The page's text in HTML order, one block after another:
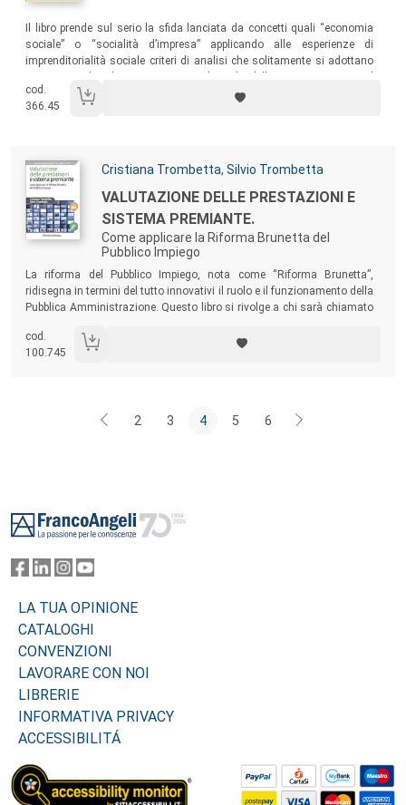
Sommario:
Il libro prende sul serio la sfida lanciata da concetti quali “economia
sociale” o “socialità d’impresa” applicando alle esperienze di
imprenditorialità sociale criteri di analisi che solitamente si adottano
profitto.
cod.
366.45
Autori:
Cristiana Trombetta, Silvio Trombetta
Titolo:
VALUTAZIONE DELLE PRESTAZIONI E
SISTEMA PREMIANTE.
Come applicare la Riforma Brunetta del
Pubblico Impiego
La riforma del Pubblico Impiego, nota come “Riforma Brunetta”,
ridisegna in termini del tutto innovativi il ruolo e il funzionamento della
Pubblica Amministrazione. Questo libro si rivolge a chi sarà chiamato
funzionamento dei “nuovi” sistemi o si troverà a doverli utilizzare in
quanto gestore di risorse umane. Una guida manageriale di stile
cod.
100.745
2 3 4 5 6
LA TUA OPINIONE
CATALOGHI
CONVENZIONI
LAVORARE CON NOI
LIBRERIE
INFORMATIVA PRIVACY
ACCESSIBILITÁ